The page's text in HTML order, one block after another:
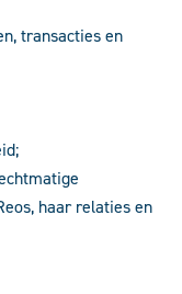
transacties en
haar relaties en